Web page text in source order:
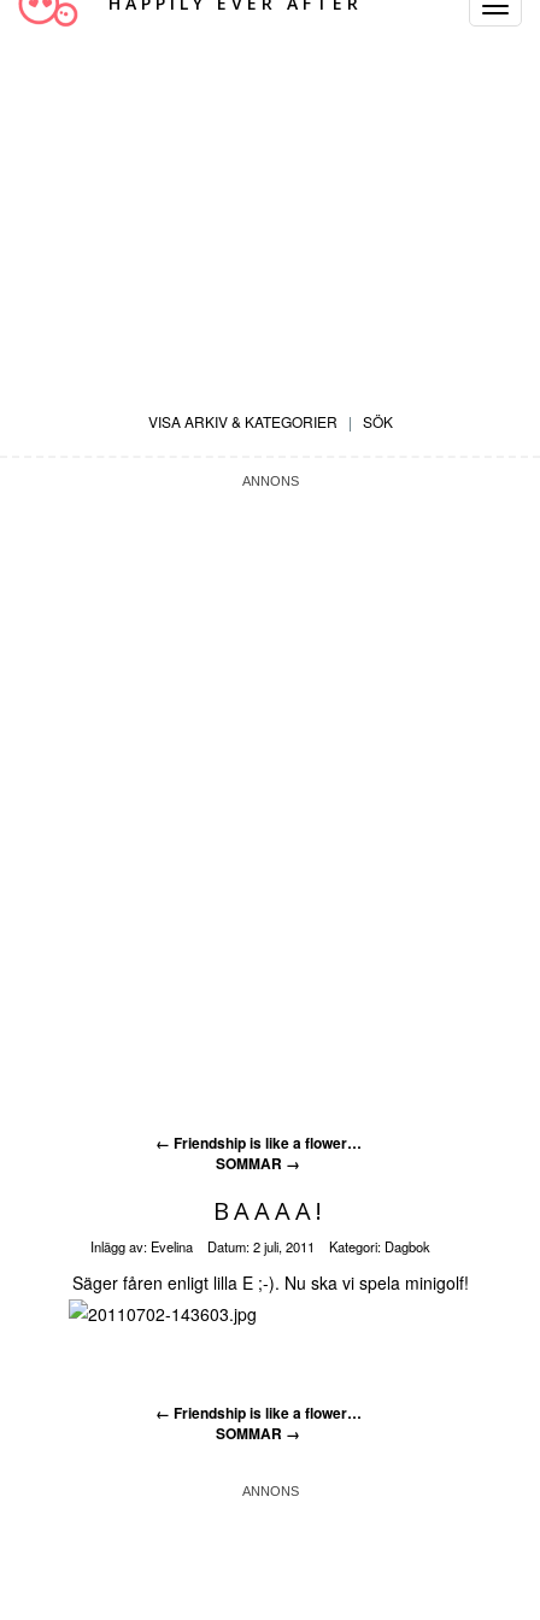
Toggle
VISA ARKIV & KATEGORIER | SÖK
← Friendship is like a flower…
SOMMAR →
BAAAA!
Inlägg av: Evelina Datum:2 juli, 2011 Kategori: Dagbok
Säger fåren enligt lilla E ;-). Nu ska vi spela minigolf!
← Friendship is like a flower…
SOMMAR →